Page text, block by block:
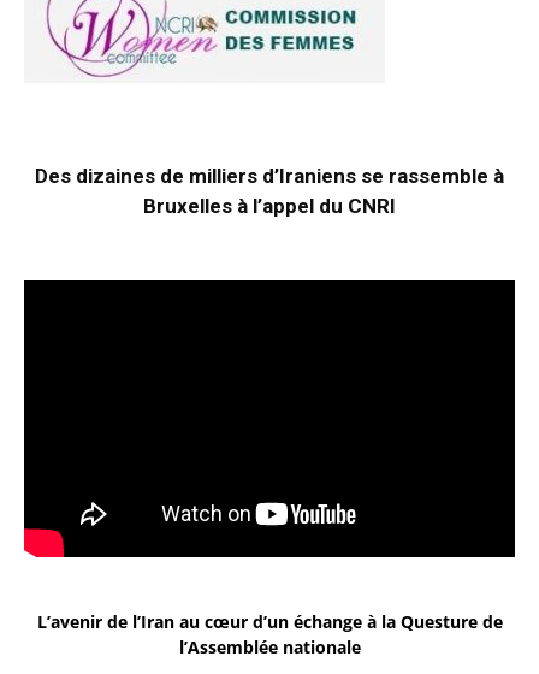
Des dizaines de milliers d’Iraniens se rassemble à
Bruxelles à l’appel du CNRI
L’avenir de l’Iran au cœur d’un échange à la Questure de
l’Assemblée nationale